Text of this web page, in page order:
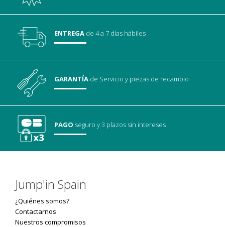
ENTREGA de 4 a 7 días hábiles
GARANTÍA de Servicioy piezas de recambio
PAGO seguroy 3 plazos sin intereses
Jump'in Spain
¿Quiénes somos?
Contactarnos
Nuestros compromisos